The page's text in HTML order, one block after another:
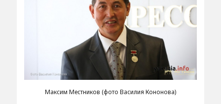
Максим Местников (фото Василия Кононова)